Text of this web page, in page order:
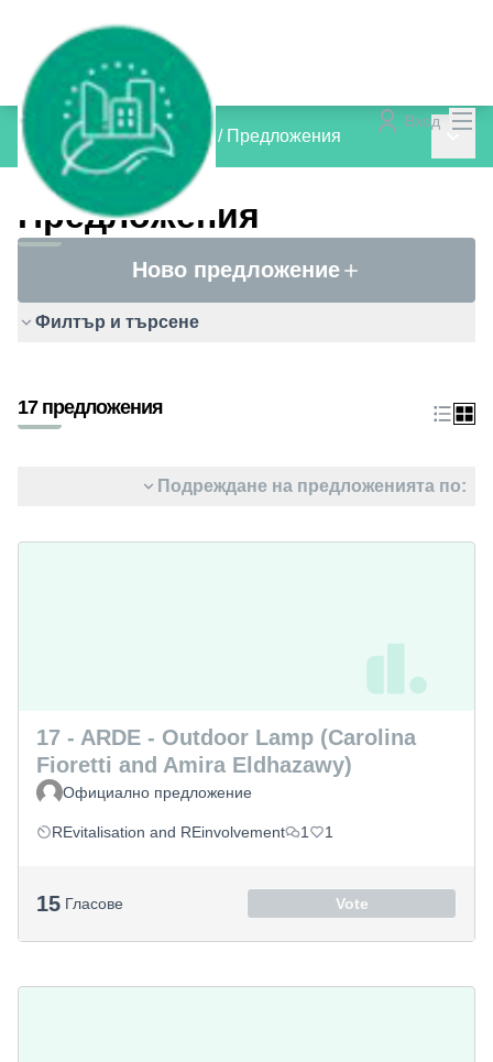
Вход
inCOMMON PROJECTS / Предложения
Предложения
Ново предложение
Филтър и търсене
17 предложения
Подреждане на предложенията по:
17 - ARDE - Outdoor Lamp (Carolina
Fioretti and Amira Eldhazawy)
Официално предложение
REvitalisation and REinvolvement 1 1
15 Гласове Vote